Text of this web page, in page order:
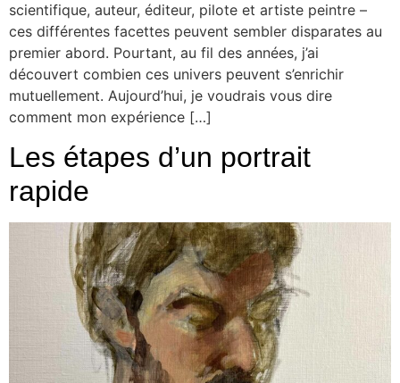
scientifique, auteur, éditeur, pilote et artiste peintre –
ces différentes facettes peuvent sembler disparates au
premier abord. Pourtant, au fil des années, j’ai
découvert combien ces univers peuvent s’enrichir
mutuellement. Aujourd’hui, je voudrais vous dire
comment mon expérience […]
Les étapes d’un portrait
rapide